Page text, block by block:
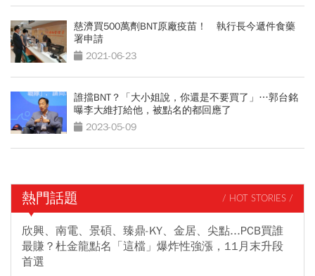
慈濟買500萬劑BNT原廠疫苗！ 執行長今遞件食藥
署申請
2021-06-23
誰擋BNT？「大小姐說，你還是不要買了」…郭台銘
曝李大維打給他，被點名的都回應了
2023-05-09
熱門話題 / HOT STORIES /
欣興、南電、景碩、臻鼎-KY、金居、尖點...PCB買誰
最賺？杜金龍點名「這檔」爆炸性強漲，11月末升段
首選